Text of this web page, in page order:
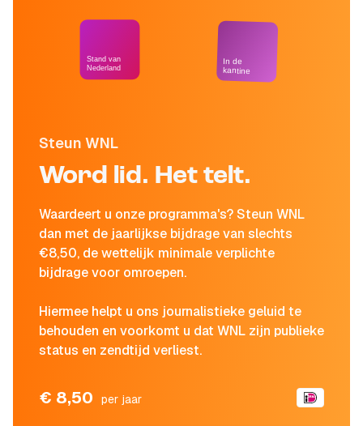
Steun WNL
Word lid. Het telt.
Waardeert u onze programma's? Steun WNL
dan met de jaarlijkse bijdrage van slechts
€8,50, de wettelijk minimale verplichte
bijdrage voor omroepen.
Hiermee helpt u ons journalistieke geluid te
behouden en voorkomt u dat WNL zijn publieke
status en zendtijd verliest.
€ 8,50 per jaar
Stand van
Nederland
In de
kantine